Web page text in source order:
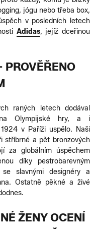
jógu nebo třeba box,
v posledních letech
Adidas, jejíž dceřinou
PROVĚŘENO
raných letech dodával
Olympijské hry, a i
v Paříži uspělo. Naši
stříbrné a pět bronzových
za globálním úspěchem
díky pestrobarevným
slavnými designéry a
Ostatně pěkné a živé
ŽENY OCENÍ